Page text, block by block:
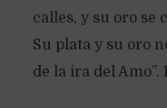
calles, y su oro
Su plata y su oro
de la ira del Amo”.